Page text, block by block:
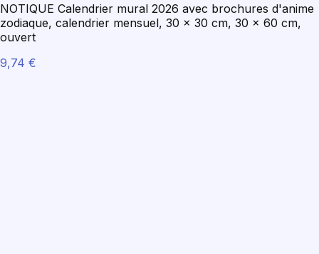
NOTIQUE Calendrier mural 2026 avec brochures d'anime
zodiaque, calendrier mensuel, 30 x 30 cm, 30 x 60 cm,
ouvert
9,74 €